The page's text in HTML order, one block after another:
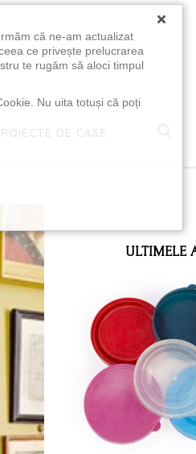
DE CASE
ULTIMELE
×
că ne-am actualizat
ce privește prelucrarea
te rugăm să aloci timpul
Nu uita totuși că poți